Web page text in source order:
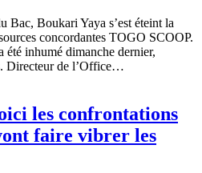
Bac, Boukari Yaya s’est éteint la
concordantes TOGO SCOOP.
été inhumé dimanche dernier,
Directeur de l’Office…
les confrontations
faire vibrer les